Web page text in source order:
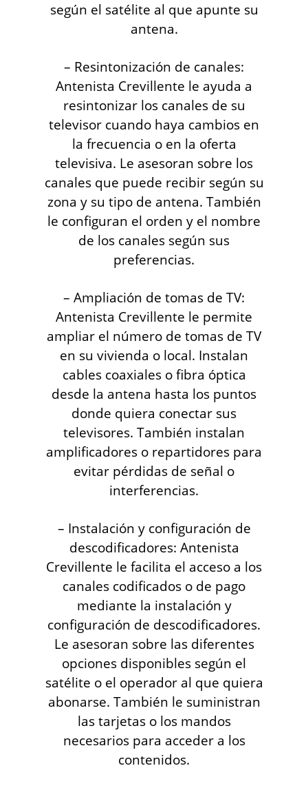
según el satélite al que apunte su
antena.
– Resintonización de canales:
Antenista Crevillente le ayuda a
resintonizar los canales de su
televisor cuando haya cambios en
la frecuencia o en la oferta
televisiva. Le asesoran sobre los
canales que puede recibir según su
zona y su tipo de antena. También
le configuran el orden y el nombre
de los canales según sus
preferencias.
– Ampliación de tomas de TV:
Antenista Crevillente le permite
ampliar el número de tomas de TV
en su vivienda o local. Instalan
cables coaxiales o fibra óptica
desde la antena hasta los puntos
donde quiera conectar sus
televisores. También instalan
amplificadores o repartidores para
evitar pérdidas de señal o
interferencias.
– Instalación y configuración de
descodificadores: Antenista
Crevillente le facilita el acceso a los
canales codificados o de pago
mediante la instalación y
configuración de descodificadores.
Le asesoran sobre las diferentes
opciones disponibles según el
satélite o el operador al que quiera
abonarse. También le suministran
las tarjetas o los mandos
necesarios para acceder a los
contenidos.